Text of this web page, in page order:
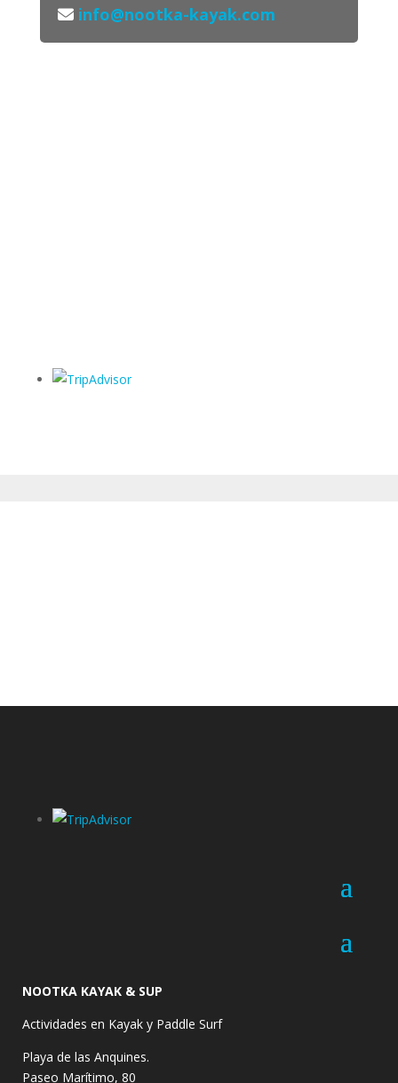
info@nootka-kayak.com
NOOTKA KAYAK & SUP
Actividades en Kayak y Paddle Surf
Playa de las Anquines.
Paseo Marítimo, 80